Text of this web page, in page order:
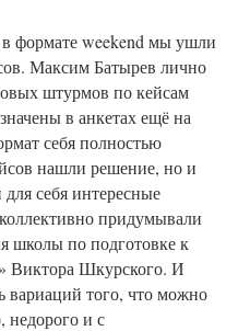
формате weekend мы ушли
Максим Батырев лично
штурмов по кейсам
в анкетах ещё на
себя полностью
нашли решение, но и
себя интересные
придумывали
школы по подготовке к
Виктора Шкурского. И
того, что можно
недорого и с